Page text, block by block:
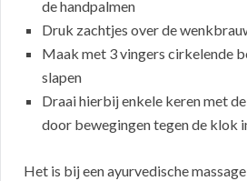
de handpalmen
Druk zachtjes over de
Maak met 3 vingers cirkelende
slapen
Draai hierbij enkele keren met
door bewegingen tegen de klok
Het is bij een ayurvedische